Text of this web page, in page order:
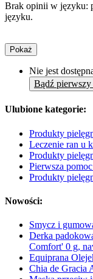
Brak opinii w języku:
języku.
Pokaż
Nie jest
Bądź pierwszy
Ulubione kategorie:
Produkty
Leczenie ran u
Produkty
Pierwsza
Produkty
Nowości:
Smycz i
Derka
Comfort' 0 g,
Equiprana
Chia de Gracia